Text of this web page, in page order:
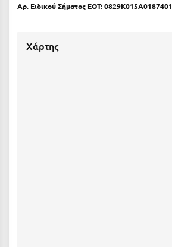
Λευκάδα
Λίμνη Πλαστήρα
Αρ. Ειδικού Σήματος ΕΟΤ: 0829K015A0187401
Χάρτης